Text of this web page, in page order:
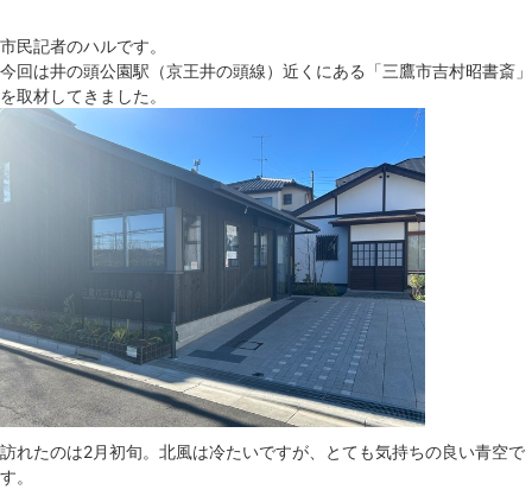
市民記者のハルです。
今回は井の頭公園駅（京王井の頭線）近くにある「三鷹市吉村昭書斎」
を取材してきました。
訪れたのは2月初旬。北風は冷たいですが、とても気持ちの良い青空で
す。